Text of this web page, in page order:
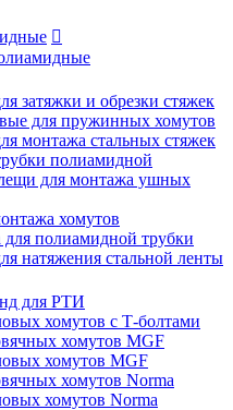

затяжки и обрезки стяжек
для пружинных хомутов
монтажа стальных стяжек
полиамидной
для монтажа ушных
хомутов
полиамидной трубки
натяжения стальной ленты
для РТИ
хомутов с Т-болтами
хомутов MGF
хомутов MGF
хомутов Norma
хомутов Norma